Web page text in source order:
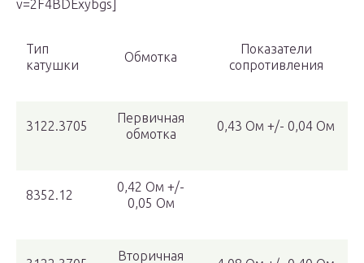
v=2F4BDExybgs]
Тип
катушки
Обмотка
Показатели
сопротивления
3122.3705
Первичная
обмотка
0,43 Ом +/- 0,04 Ом
8352.12
0,42 Ом +/-
0,05 Ом
Вторичная